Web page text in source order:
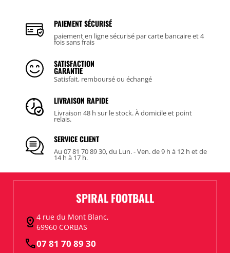
PAIEMENT SÉCURISÉ
paiement en ligne sécurisé par carte bancaire et 4
fois sans frais
SATISFACTION
GARANTIE
Satisfait, remboursé ou échangé
LIVRAISON RAPIDE
Livraison 48 h sur le stock. À domicile et point
relais.
SERVICE CLIENT
Au 07 81 70 89 30, du Lun. - Ven. de 9 h à 12 h et de
14 h à 17 h.
SPIRAL FOOTBALL
distance 4 rue du Mont Blanc,
69960 CORBAS
call07 81 70 89 30